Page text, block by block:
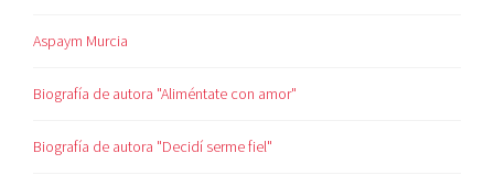
Aspaym Murcia
Biografía de autora "Aliméntate con amor"
Biografía de autora "Decidí serme fiel"